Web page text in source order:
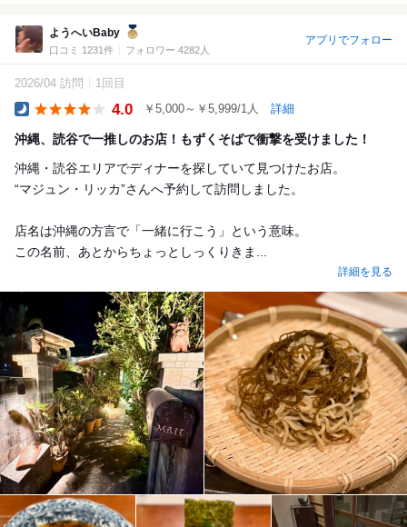
ようへいBaby
口コミ 1231件 フォロワー 4282人
アプリでフォロー
2026/04 訪問 1回目
4.0 ￥5,000～￥5,999/1人 詳細
沖縄、読谷で一推しのお店！もずくそばで衝撃を受けました！
沖縄・読谷エリアでディナーを探していて見つけたお店。
“マジュン・リッカ”さんへ予約して訪問しました。
店名は沖縄の方言で「一緒に行こう」という意味。
この名前、あとからちょっとしっくりきま...
詳細を見る